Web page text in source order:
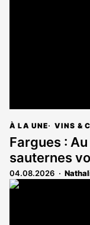
À LA UNE VINS &
Fargues :
sauternes
04.08.2026